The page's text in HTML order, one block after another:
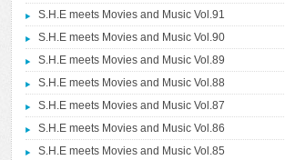
S.H.E meets Movies and Music Vol.91
S.H.E meets Movies and Music Vol.90
S.H.E meets Movies and Music Vol.89
S.H.E meets Movies and Music Vol.88
S.H.E meets Movies and Music Vol.87
S.H.E meets Movies and Music Vol.86
S.H.E meets Movies and Music Vol.85